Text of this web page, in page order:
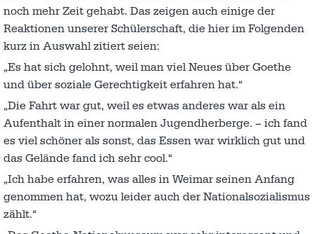
noch mehr Zeit gehabt. Das zeigen auch einige der
Reaktionen unserer Schülerschaft, die hier im Folgenden
kurz in Auswahl zitiert seien:
„Es hat sich gelohnt, weil man viel Neues über Goethe
und über soziale Gerechtigkeit erfahren hat.“
„Die Fahrt war gut, weil es etwas anderes war als ein
Aufenthalt in einer normalen Jugendherberge. – ich fand
es viel schöner als sonst, das Essen war wirklich gut und
das Gelände fand ich sehr cool.“
„Ich habe erfahren, was alles in Weimar seinen Anfang
genommen hat, wozu leider auch der Nationalsozialismus
zählt.“